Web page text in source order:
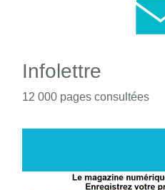
Infolettre
12 000 pages consultées